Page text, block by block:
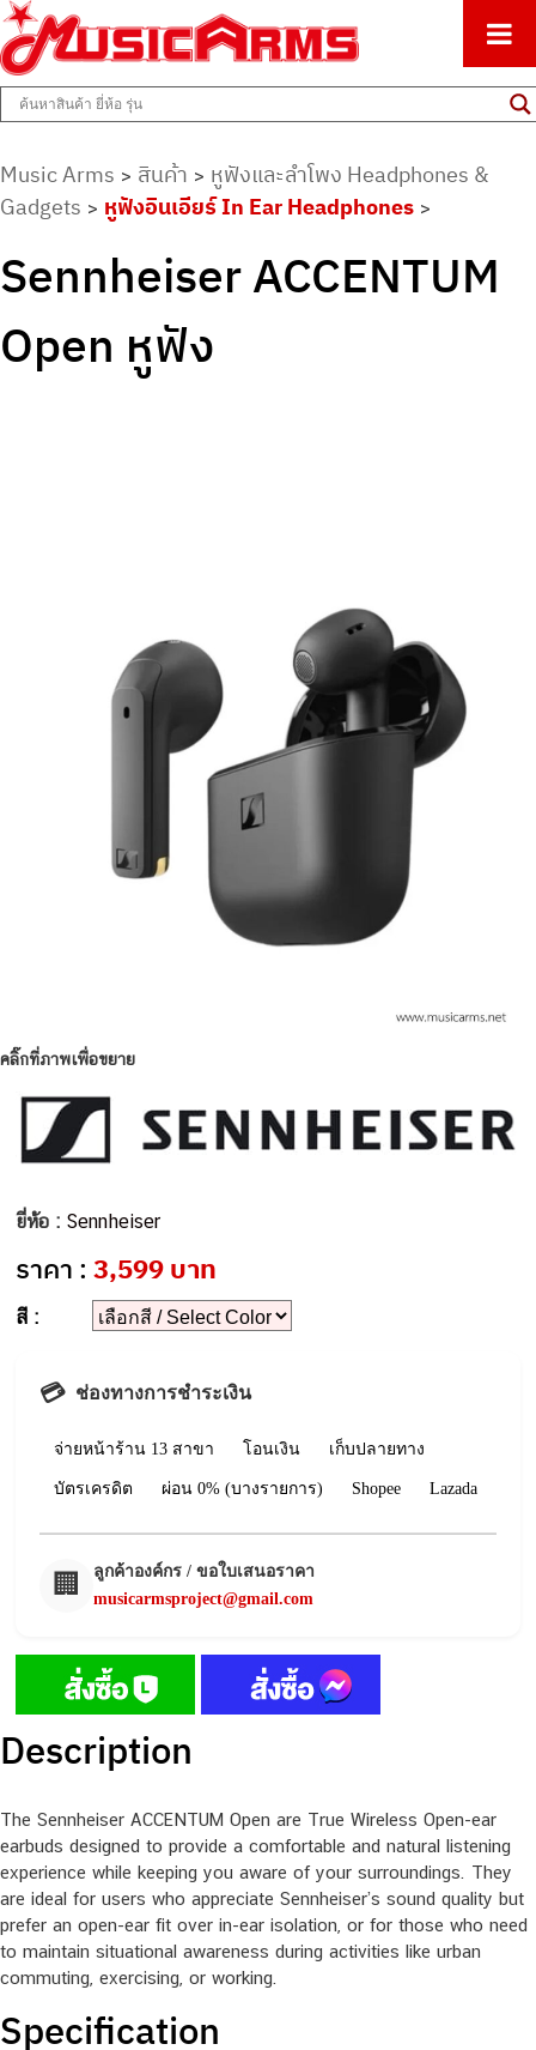
Music Arms
ศูนย์รวมครื่องดนตรีทุกชนิด ตั้งแต่เริ่มต้นถึงมืออาชีพ
Music Arms > สินค้า > หูฟังและลำโพง Headphones &
Gadgets > หูฟังอินเอียร์ In Ear Headphones >
Sennheiser ACCENTUM
Open หูฟัง
คลิ๊กที่ภาพเพื่อขยาย
ยี่ห้อ : Sennheiser
ราคา :3,599 บาท
สี :
💳 ช่องทางการชำระเงิน
จ่ายหน้าร้าน 13 สาขา โอนเงิน เก็บปลายทาง
บัตรเครดิต ผ่อน 0% (บางรายการ) Shopee Lazada
🏢
ลูกค้าองค์กร / ขอใบเสนอราคา
musicarmsproject@gmail.com
Description
The Sennheiser ACCENTUM Open are True Wireless Open-ear
earbuds designed to provide a comfortable and natural listening
experience while keeping you aware of your surroundings. They
are ideal for users who appreciate Sennheiser’s sound quality but
prefer an open-ear fit over in-ear isolation, or for those who need
to maintain situational awareness during activities like urban
commuting, exercising, or working.
Specification